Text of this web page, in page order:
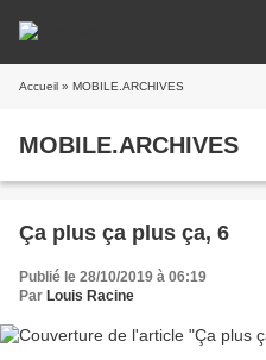
Accueil » MOBILE.ARCHIVES
MOBILE.ARCHIVES
Ça plus ça plus ça, 6
Publié le 28/10/2019 à 06:19
Par Louis Racine